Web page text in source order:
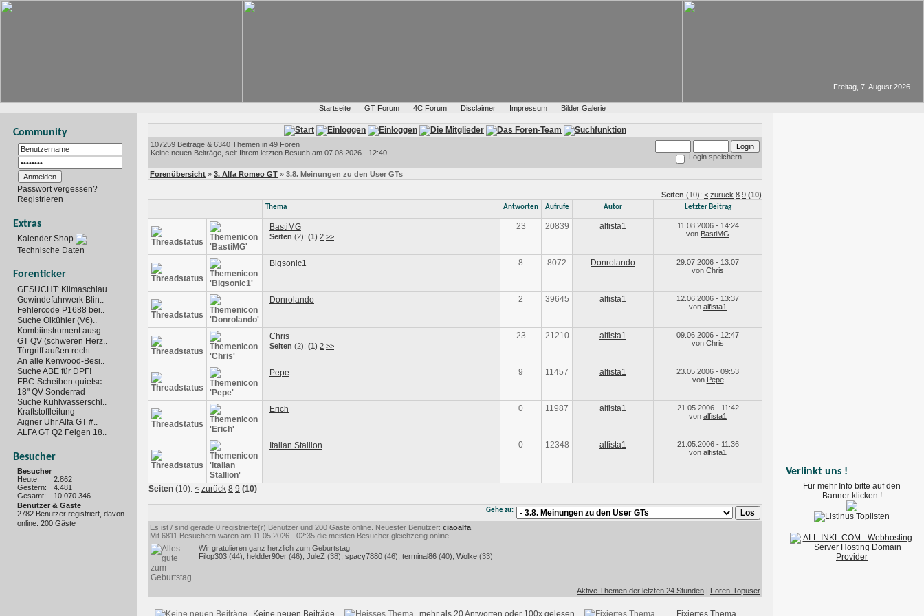
Startseite GT Forum 4C Forum Disclaimer Impressum Bilder Galerie
Freitag, 7. August 2026
Community
Passwort vergessen?
Registrieren
Extras
Kalender Shop
Technische Daten
Forenticker
GESUCHT: Klimaschlau..
Gewindefahrwerk Blin..
Fehlercode P1688 bei..
Suche Ölkühler (V6)..
Kombiinstrument ausg..
GT QV (schweren Herz..
Türgriff außen recht..
An alle Kenwood-Besi..
Suche ABE für DPF!
EBC-Scheiben quietsc..
18" QV Sonderrad
Suche Kühlwasserschl..
Kraftstoffleitung
Aigner Uhr Alfa GT #..
ALFA GT Q2 Felgen 18..
Besucher
Besucher
Heute:
2.862
Gestern:
4.481
Gesamt:
10.070.346
Benutzer & Gäste
2782 Benutzer registriert, davon
online: 200 Gäste
107259 Beiträge & 6340 Themen in 49 Foren
Keine neuen Beiträge, seit Ihrem letzten Besuch am 07.08.2026 - 12:40.
Login speichern
Forenübersicht » 3. Alfa Romeo GT » 3.8. Meinungen zu den User GTs
Seiten (10): < zurück 8 9 (10)
Thema Antworten Aufrufe Autor Letzter Beitrag
BastiMG
Seiten (2): (1) 2 >>
23 20839 alfista1
11.08.2006 - 14:24
von BastiMG
Bigsonic1 8 8072 Donrolando
29.07.2006 - 13:07
von Chris
Donrolando 2 39645 alfista1
12.06.2006 - 13:37
von alfista1
Chris
Seiten (2): (1) 2 >>
23 21210 alfista1
09.06.2006 - 12:47
von Chris
Pepe 9 11457 alfista1
23.05.2006 - 09:53
von Pepe
Erich 0 11987 alfista1
21.05.2006 - 11:42
von alfista1
Italian Stallion 0 12348 alfista1
21.05.2006 - 11:36
von alfista1
Seiten (10): < zurück 8 9 (10)
Gehe zu:
Es ist / sind gerade 0 registrierte(r) Benutzer und 200 Gäste online. Neuester Benutzer: ciaoalfa
Mit 6811 Besuchern waren am 11.05.2026 - 02:35 die meisten Besucher gleichzeitig online.
Wir gratulieren ganz herzlich zum Geburtstag:
Filop303 (44), heldder90er (46), JuleZ (38), spacy7880 (46), terminal86 (40), Wolke (33)
Aktive Themen der letzten 24 Stunden | Foren-Topuser
Keine neuen Beiträge mehr als 20 Antworten oder 100x gelesen Fixiertes Thema
Verlinkt uns !
Für mehr Info bitte auf den
Banner klicken !